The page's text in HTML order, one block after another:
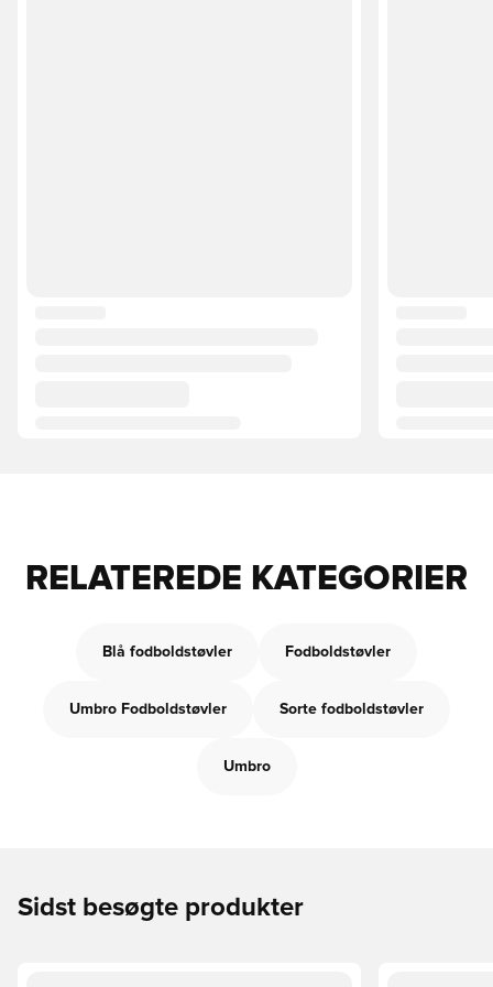
RELATEREDE KATEGORIER
Blå fodboldstøvler Fodboldstøvler
Umbro Fodboldstøvler Sorte fodboldstøvler
Umbro
Sidst besøgte produkter